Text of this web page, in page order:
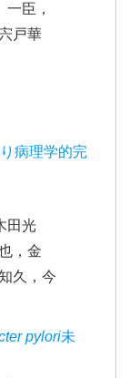
臣，
戸華
病理学的完
田光
，金
久，今
pylori未